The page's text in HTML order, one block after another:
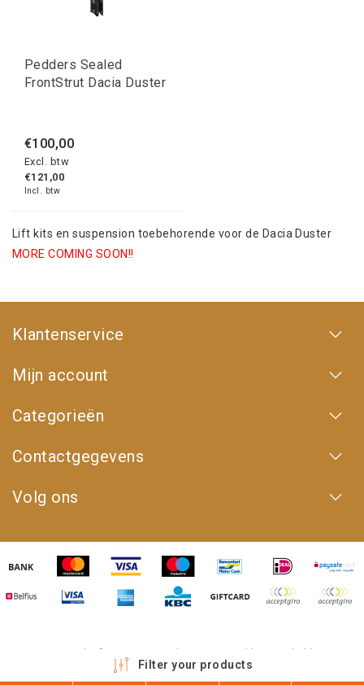
Pedders Sealed
FrontStrut Dacia Duster
€100,00
Excl. btw
€121,00
Incl. btw
Lift kits en suspension toebehorende voor de Dacia Duster
MORE COMING SOON!!
Klantenservice
Mijn account
Categorieën
Contactgegevens
Volg ons
Copyright © 2026 - 4WD Shop | Powered by emarkable
Filter your products